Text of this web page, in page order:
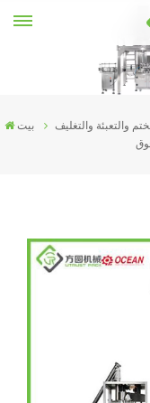
بيت والتعبئة والتغليف